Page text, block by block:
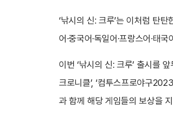
‘낚시의 신: 크루’는 이처럼 탄
어·중국어·독일어·프랑스어·태
이번 ‘낚시의 신: 크루’ 출시를
크로니클’, ‘컴투스프로야구
과 함께 해당 게임들의 보상을